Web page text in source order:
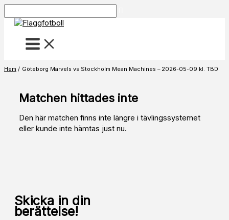
till
Hem Göteborg Marvels vs Stockholm Mean Machines – 2026-05-09 kl. TBD
Matchen hittades inte
Den här matchen finns inte längre i tävlingssystemet
eller kunde inte hämtas just nu.
Skicka in din
berättelse!